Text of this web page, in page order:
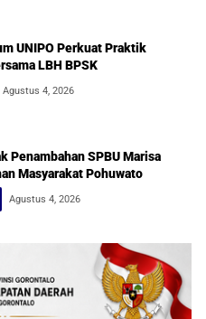
UNIPO Perkuat Praktik
LBH BPSK
Agustus 4, 2026
Penambahan SPBU Marisa
Masyarakat Pohuwato
Agustus 4, 2026